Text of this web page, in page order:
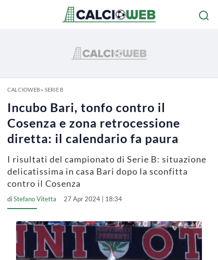
CALCIOWEB» SERIE B
Incubo Bari, tonfo contro il
Cosenza e zona retrocessione
diretta: il calendario fa paura
I risultati del campionato di Serie B: situazione
delicatissima in casa Bari dopo la sconfitta
contro il Cosenza
diStefano Vitetta 27 Apr 2024 | 18:34